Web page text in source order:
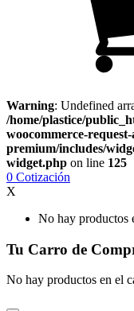
Warning: Undefined
/home/plastice/
woocommerce-
premium/includes/
widget.php on line 125
0 Cotización
X
No hay productos
Tu Carro de
No hay productos en el